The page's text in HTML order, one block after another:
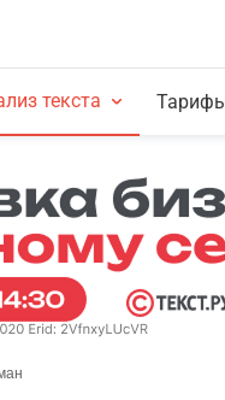
текста